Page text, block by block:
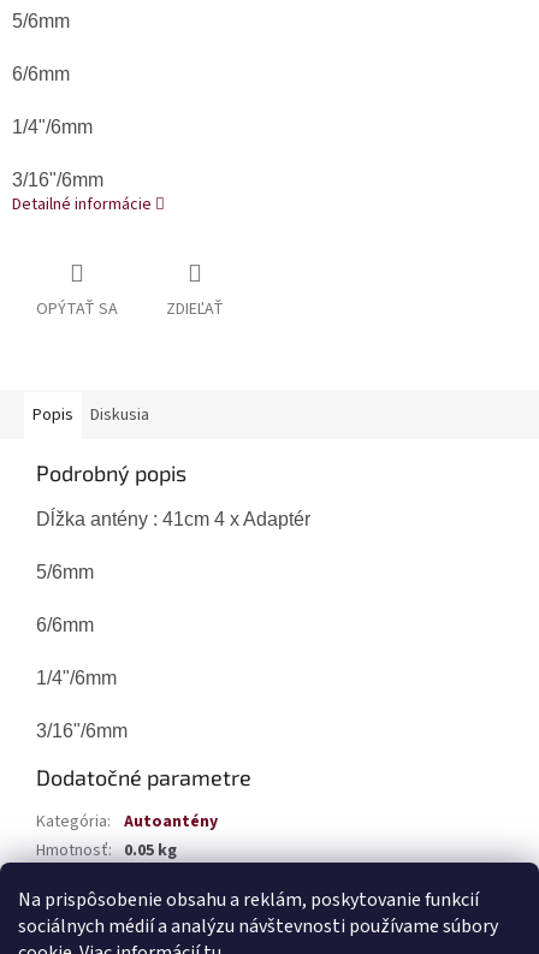
Na prispôsobenie obsahu a reklám, poskytovanie funkcií
sociálnych médií a analýzu návštevnosti používame súbory
5/6mm
6/6mm
1/4"/6mm
3/16"/6mm
Detailné informácie
OPÝTAŤ SA ZDIEĽAŤ
Popis Diskusia
Podrobný popis
Dĺžka antény : 41cm 4 x Adaptér
5/6mm
6/6mm
1/4"/6mm
3/16"/6mm
Dodatočné parametre
Kategória: Autoantény
Hmotnosť: 0.05 kg